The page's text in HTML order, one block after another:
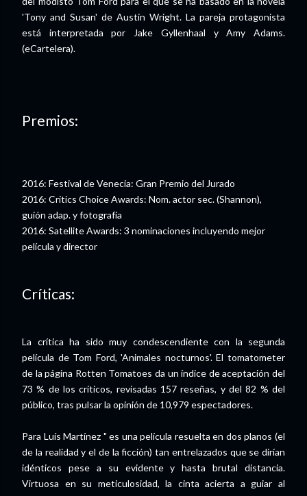
'Tony and Susan' de Austin Wright. La pareja protagonista
está interpretada por Jake Gyllenhaal y Amy Adams.
(eCartelera).
Premios:
2016: Festival de Venecia: Gran Premio del Jurado
2016: Critics Choice Awards: Nom. actor sec. (Shannon),
guión adap. y fotografía
2016: Satellite Awards: 3 nominaciones incluyendo mejor
película y director
Críticas:
La crítica ha sido muy condescendiente con la segunda
película de Tom Ford, 'Animales nocturnos'. El tomatometer
de la página Rotten Tomatoes da un índice de aceptación del
73 % de los críticos, revisadas 157 reseñas, y del 82 % del
público, tras pulsar la opinión de 10,979 espectadores.
Para Luís Martínez " es una película resuelta en dos planos (el
de la realidad y el de la ficción) tan entrelazados que se dirían
idénticos pese a su evidente y hasta brutal distancia.
Virtuosa en su meticulosidad, la cinta acierta a guiar al